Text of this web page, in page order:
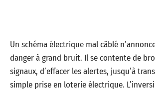
Un schéma électrique mal câblé
danger à grand bruit. Il se contente de
signaux, d’effacer les alertes, jusqu’à
simple prise en loterie électrique.